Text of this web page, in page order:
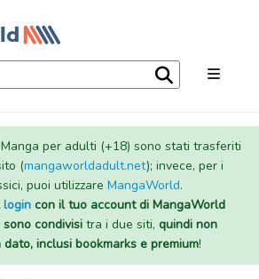
per adulti (+18) sono stati trasferiti
(mangaworldadult.net); invece, per i
puoi utilizzare MangaWorld.
logincon il tuo account di MangaWorld
condivisi tra i due siti, quindi non
inclusi bookmarks e premium!